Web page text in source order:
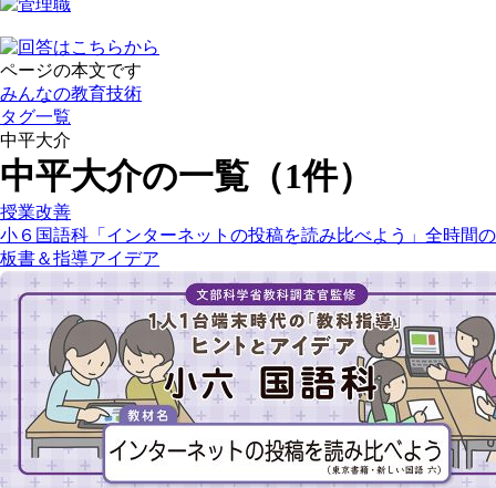
ページの本文です
みんなの教育技術
タグ一覧
中平大介
中平大介の一覧（1件）
授業改善
小６国語科「インターネットの投稿を読み比べよう」全時間の
板書＆指導アイデア